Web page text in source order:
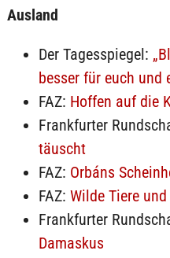
Ausland
Der Tagesspiegel:
besser für euch und
FAZ: Hoffen auf die
Frankfurter
täuscht
FAZ: Orbáns
FAZ: Wilde Tiere
Frankfurter
Damaskus